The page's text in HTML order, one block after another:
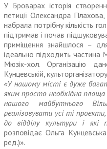
У Броварах історія
петиції Олександра
набрала потрібну кількість
підтримав і почав
приміщення знайшлося –
ідеально підходить
Мюзік-хол. Організацію
Кунцевській,
«У нашому місті є дуже
яким просто необхідна площа
нашого майбутнього
реалізовувати усі ті
до відділу культури і які
розповідає Ольга
ред.)».